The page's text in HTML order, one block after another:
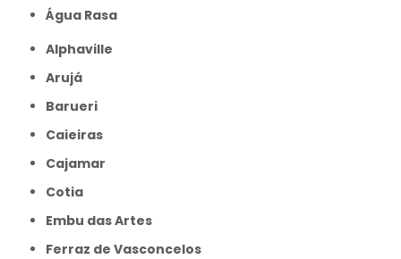
Água Rasa
Alphaville
Arujá
Barueri
Caieiras
Cajamar
Cotia
Embu das Artes
Ferraz de Vasconcelos